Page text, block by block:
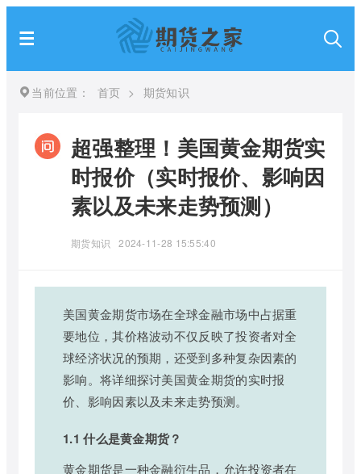
当前位置： 首页 > 期货知识
超强整理！美国黄金期货实
时报价（实时报价、影响因
素以及未来走势预测）
期货知识 2024-11-28 15:55:40
美国黄金期货市场在全球金融市场中占据重
要地位，其价格波动不仅反映了投资者对全
球经济状况的预期，还受到多种复杂因素的
影响。将详细探讨美国黄金期货的实时报
价、影响因素以及未来走势预测。
1.1 什么是黄金期货？
黄金期货是一种金融衍生品，允许投资者在